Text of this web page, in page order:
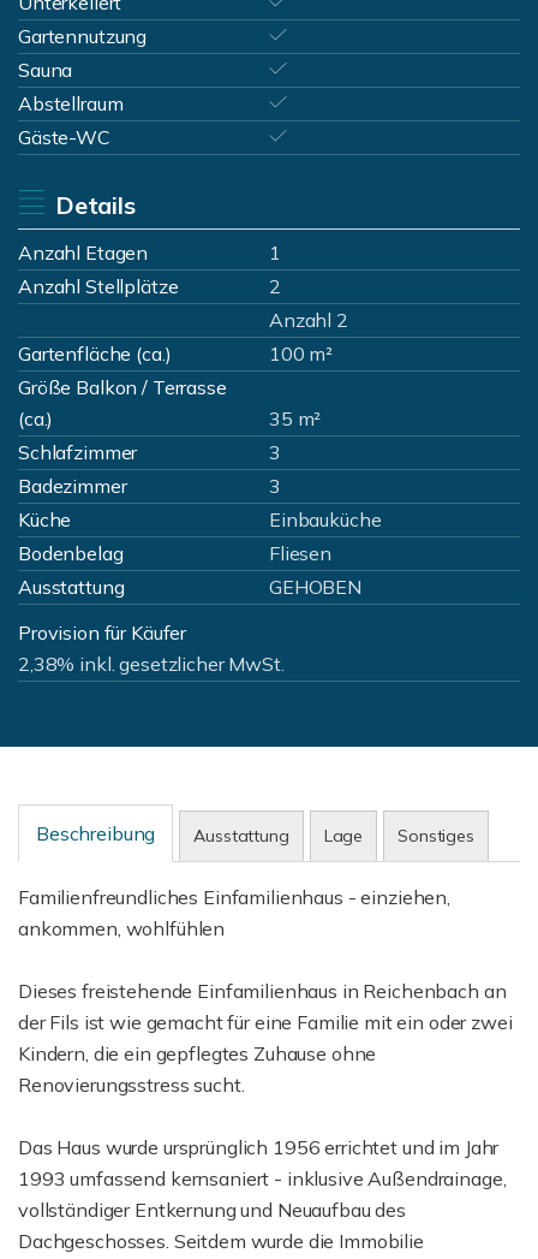
Gartennutzung
Sauna
Abstellraum
Gäste-WC
Details
Anzahl Etagen
1
Anzahl Stellplätze
2
Anzahl 2
Gartenfläche (ca.)
100 m²
Größe Balkon / Terrasse
(ca.)
35 m²
Schlafzimmer
3
Badezimmer
3
Küche
Einbauküche
Bodenbelag
Fliesen
Ausstattung
GEHOBEN
Provision für Käufer
2,38% inkl. gesetzlicher MwSt.
Beschreibung Ausstattung Lage Sonstiges
Familienfreundliches Einfamilienhaus - einziehen,
ankommen, wohlfühlen
Dieses freistehende Einfamilienhaus in Reichenbach an
der Fils ist wie gemacht für eine Familie mit ein oder zwei
Kindern, die ein gepflegtes Zuhause ohne
Renovierungsstress sucht.
Das Haus wurde ursprünglich 1956 errichtet und im Jahr
1993 umfassend kernsaniert - inklusive Außendrainage,
vollständiger Entkernung und Neuaufbau des
Dachgeschosses. Seitdem wurde die Immobilie